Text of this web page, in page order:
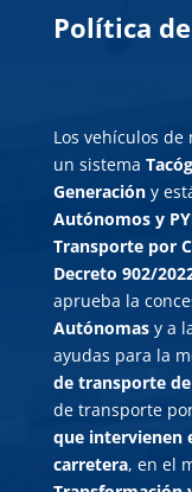
Política
Los vehículos
un sistema
Generacióny
Autónomos y
Transporte por
Decreto 902/
aprueba la
Autónomasy a
ayudas para la
de transporte
de transporte
que intervienen
carretera, en el